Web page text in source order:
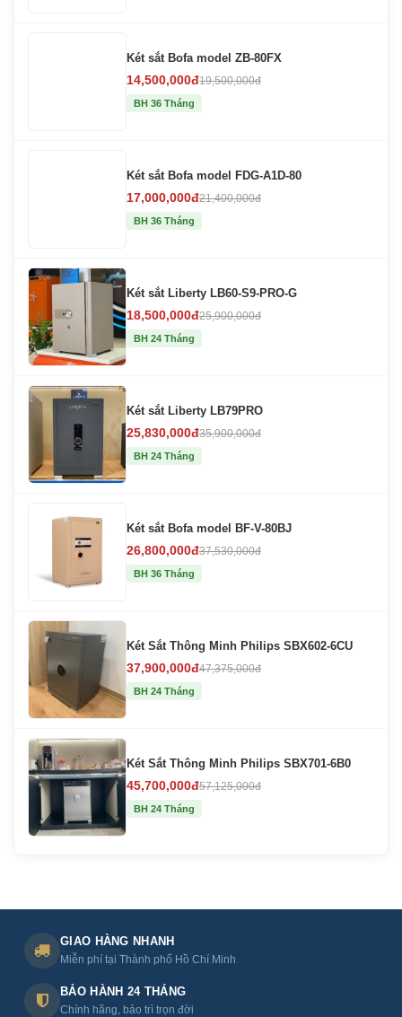
Két sắt Bofa model ZB-80FX
14,500,000đ19,500,000đ
BH 36 Tháng
Két sắt Bofa model FDG-A1D-80
17,000,000đ21,400,000đ
BH 36 Tháng
Két sắt Liberty LB60-S9-PRO-G
18,500,000đ25,900,000đ
BH 24 Tháng
Két sắt Liberty LB79PRO
25,830,000đ35,900,000đ
BH 24 Tháng
Két sắt Bofa model BF-V-80BJ
26,800,000đ37,530,000đ
BH 36 Tháng
Két Sắt Thông Minh Philips SBX602-6CU
37,900,000đ47,375,000đ
BH 24 Tháng
Két Sắt Thông Minh Philips SBX701-6B0
45,700,000đ57,125,000đ
BH 24 Tháng
GIAO HÀNG NHANH
Miễn phí tại Thành phố Hồ Chí Minh
BẢO HÀNH 24 THÁNG
Chính hãng, bảo trì trọn đời